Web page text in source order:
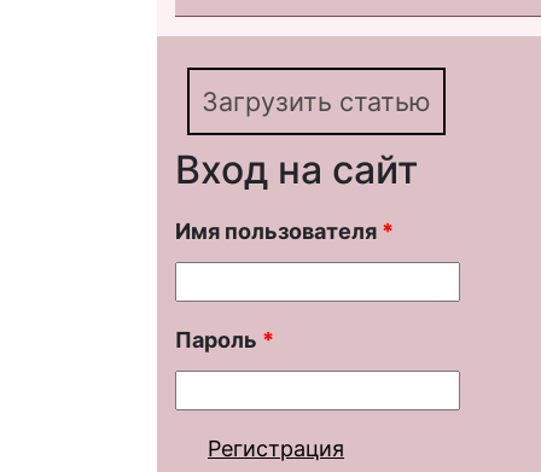
Загрузить статью
Вход на сайт
Имя пользователя *
Пароль *
Регистрация